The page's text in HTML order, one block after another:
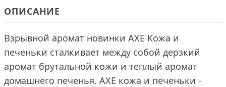
ОПИСАНИЕ
Взрывной аромат новинки AXE Кожа и
печеньки сталкивает между собой дерзкий
аромат брутальной кожи и теплый аромат
домашнего печенья. AXE кожа и печеньки -